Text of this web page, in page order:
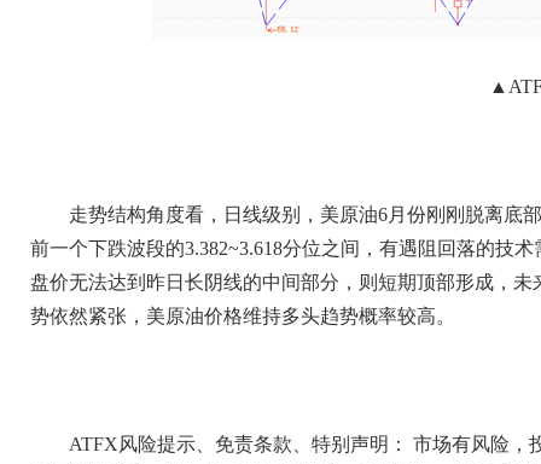
走势结构角度看，日线级别，美原油6月份刚刚脱离底
前一个下跌波段的3.382~3.618分位之间，有遇阻回落的技
盘价无法达到昨日长阴线的中间部分，则短期顶部形成，
势依然紧张，美原油价格维持多头趋势概率较高。
ATFX风险提示、免责条款、特别声明： 市场有风险